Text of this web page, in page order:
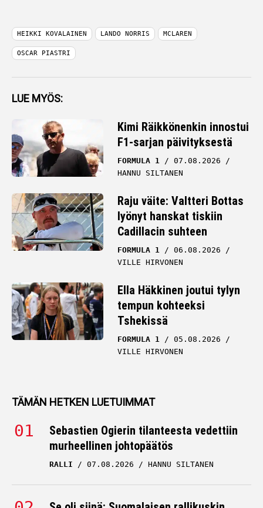
HEIKKI KOVALAINEN LANDO NORRIS MCLAREN
OSCAR PIASTRI
LUE MYÖS:
Kimi Räikkönenkin innostui
F1-sarjan päivityksestä
FORMULA 1
07.08.2026
HANNU SILTANEN
Raju väite: Valtteri Bottas
lyönyt hanskat tiskiin
Cadillacin suhteen
FORMULA 1
06.08.2026
VILLE HIRVONEN
Ella Häkkinen joutui tylyn
tempun kohteeksi
Tshekissä
FORMULA 1
05.08.2026
VILLE HIRVONEN
TÄMÄN HETKEN LUETUIMMAT
Sebastien Ogierin tilanteesta vedettiin
murheellinen johtopäätös
RALLI 07.08.2026 HANNU SILTANEN